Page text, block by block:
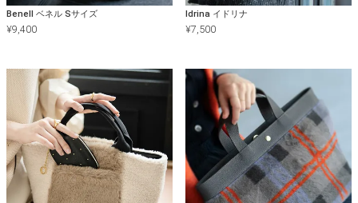
Benell ベネル Sサイズ
¥9,400
Idrina イドリナ
¥7,500